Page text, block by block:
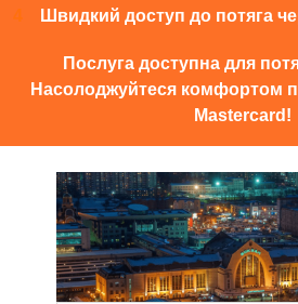
Швидкий доступ до потяга
Послуга доступна для
Насолоджуйтеся комфортом
Mastercard!